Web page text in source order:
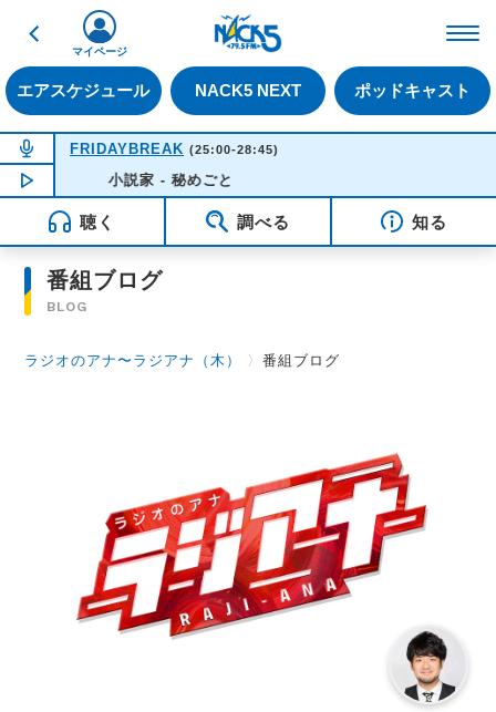
戻る
エアスケジュール NACK5 NEXT ポッドキャスト
マイページ
NOW ON AIR
FRIDAYBREAK (25:00-28:45)
NOW PLAYING 04:16
小説家 - 秘めごと
聴く 調べる 知る
番組ブログ
BLOG
ラジオのアナ〜ラジアナ（木） 〉番組ブログ